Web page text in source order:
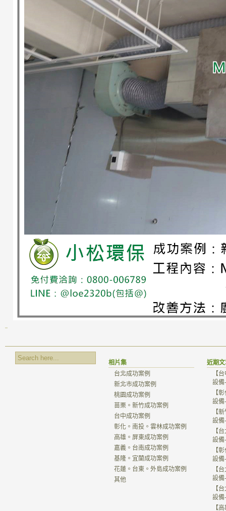
相片集
台北成功案例
新北市成功案例
桃園成功案例
苗栗。新竹成功案例
台中成功案例
彰化。南投。雲林成功案例
高雄。屏東成功案例
嘉義。台南成功案例
基隆。宜蘭成功案例
花蓮。台東。外島成功案例
其他
近期
【
設備
【
設備
【
設備
【
設備
【
設備
【
設備
【
設備
【